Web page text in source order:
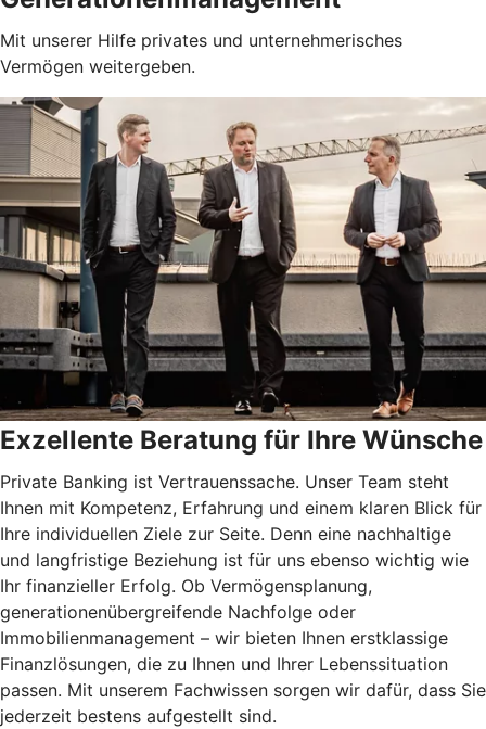
Mit unserer Hilfe privates und unternehmerisches
Vermögen weitergeben.
Exzellente Beratung für Ihre Wünsche
Private Banking ist Vertrauenssache. Unser Team steht
Ihnen mit Kompetenz, Erfahrung und einem klaren Blick für
Ihre individuellen Ziele zur Seite. Denn eine nachhaltige
und langfristige Beziehung ist für uns ebenso wichtig wie
Ihr finanzieller Erfolg. Ob Vermögensplanung,
generationenübergreifende Nachfolge oder
Immobilienmanagement – wir bieten Ihnen erstklassige
Finanzlösungen, die zu Ihnen und Ihrer Lebenssituation
passen. Mit unserem Fachwissen sorgen wir dafür, dass Sie
jederzeit bestens aufgestellt sind.